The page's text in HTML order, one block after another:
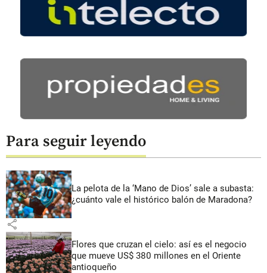
Para seguir leyendo
La pelota de la ‘Mano de Dios’ sale a subasta:
¿cuánto vale el histórico balón de Maradona?
share
Flores que cruzan el cielo: así es el negocio
que mueve US$ 380 millones en el Oriente
antioqueño